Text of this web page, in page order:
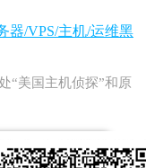
器/VPS/主机/运维黑
“美国主机侦探”和原